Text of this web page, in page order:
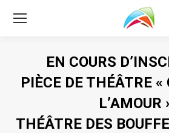
EN COURS
PIÈCE DE THÉÂTRE «
L’AMOUR
THÉÂTRE DES